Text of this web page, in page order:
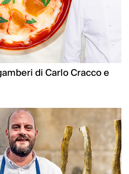
di Carlo Cracco e